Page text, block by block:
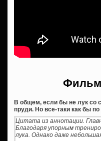
Фильм
В общем, если бы не лук со
пруди. Но все-таки как бы
Цитата из аннотации.
Благодаря упорным
лука. Однако даже